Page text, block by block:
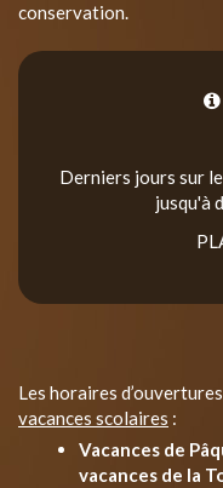
conservation.
Derniers jours sur
jusqu'à
Les horaires
vacances scolaires :
Vacances de
vacances de la